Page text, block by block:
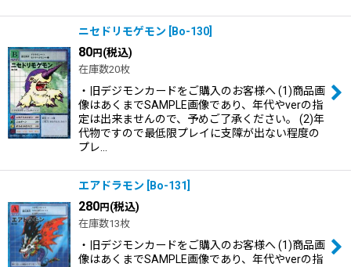
ニセドリモゲモン Bo-130
80円(税込)
在庫数20枚
・旧デジモンカードをご購入のお客様へ (1)商品画
像はあくまでSAMPLE画像であり、年代やverの指
定は出来ませんので、予めご了承ください。 (2)年
代物ですので最低限プレイに支障が出ない程度の
プレ…
エアドラモン Bo-131
280円(税込)
在庫数13枚
・旧デジモンカードをご購入のお客様へ (1)商品画
像はあくまでSAMPLE画像であり、年代やverの指